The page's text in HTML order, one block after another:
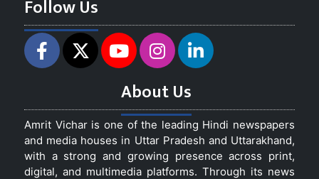
Follow Us
About Us
Amrit Vichar is one of the leading Hindi newspapers
and media houses in Uttar Pradesh and Uttarakhand,
with a strong and growing presence across print,
digital, and multimedia platforms. Through its news